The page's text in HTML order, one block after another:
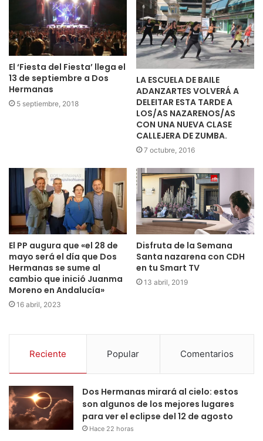
El ‘Fiesta del Fiesta’ llega el
13 de septiembre a Dos
Hermanas
5 septiembre, 2018
LA ESCUELA DE BAILE
ADANZARTES VOLVERÁ A
DELEITAR ESTA TARDE A
LOS/AS NAZARENOS/AS
CON UNA NUEVA CLASE
CALLEJERA DE ZUMBA.
7 octubre, 2016
El PP augura que «el 28 de
mayo será el día que Dos
Hermanas se sume al
cambio que inició Juanma
Moreno en Andalucía»
16 abril, 2023
Disfruta de la Semana
Santa nazarena con CDH
en tu Smart TV
13 abril, 2019
Reciente Popular Comentarios
Dos Hermanas mirará al cielo: estos
son algunos de los mejores lugares
para ver el eclipse del 12 de agosto
Hace 22 horas